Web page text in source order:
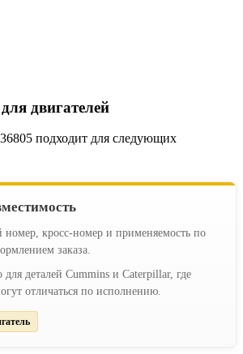
двигателей
подходит для следующих
кросс-номер и применяемость по
заказа.
деталей Cummins и Caterpillar, где
отличаться по исполнению.